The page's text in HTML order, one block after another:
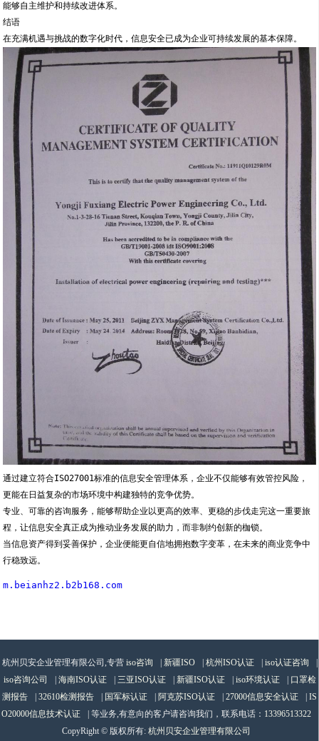
能够自主维护和持续改进体系。
结语
在充满机遇与挑战的数字化时代，信息安全已成为企业可持续发展的基本保障。
通过建立符合ISO27001标准的信息安全管理体系，企业不仅能够有效管控风险，
更能在日益复杂的市场环境中构建独特的竞争优势。
专业、可靠的咨询服务，能够帮助企业以更高的效率、更稳的步伐走完这一重要旅
程，让信息安全真正成为推动业务发展的助力，而非制约创新的枷锁。
当信息资产得到妥善保护，企业便能更自信地拥抱数字变革，在未来的商业竞争中
行稳致远。
m.beianhz2.b2b168.com
杭州贝安企业管理有限公司,专营 iso咨询 新疆ISO 杭州ISO认证 iso认证咨询
iso咨询公司
海南ISO认证 三亚ISO认证 新疆ISO认证 iso环境认证
口罩检
测报告
32610检测报告 国军标认证 阿克苏ISO认证 27000信息安全认证
IS
O20000信息技术认证
| 等业务,有意向的客户请咨询我们，联系电话： 13396513322
CopyRight © 版权所有: 杭州贝安企业管理有限公司